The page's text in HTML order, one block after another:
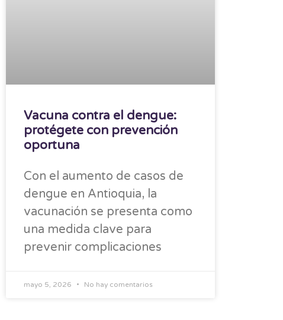
Vacuna contra el dengue:
protégete con prevención
oportuna
Con el aumento de casos de
dengue en Antioquia, la
vacunación se presenta como
una medida clave para
prevenir complicaciones
mayo 5, 2026 No hay comentarios